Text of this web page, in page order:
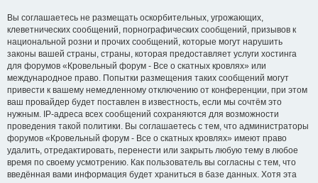
Вы соглашаетесь не размещать оскорбительных, угрожающих,
клеветнических сообщений, порнографических сообщений, призывов к
национальной розни и прочих сообщений, которые могут нарушить
законы вашей страны, страны, которая предоставляет услуги хостинга
для форумов «Кровельный форум - Все о скатных кровлях» или
международное право. Попытки размещения таких сообщений могут
привести к вашему немедленному отключению от конференции, при этом
ваш провайдер будет поставлен в известность, если мы сочтём это
нужным. IP-адреса всех сообщений сохраняются для возможности
проведения такой политики. Вы соглашаетесь с тем, что администраторы
форумов «Кровельный форум - Все о скатных кровлях» имеют право
удалить, отредактировать, перенести или закрыть любую тему в любое
время по своему усмотрению. Как пользователь вы согласны с тем, что
введённая вами информация будет храниться в базе данных. Хотя эта